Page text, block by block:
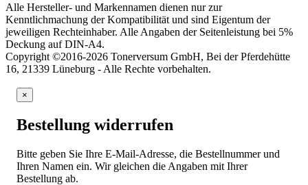
Alle Hersteller- und Markennamen dienen nur zur
Kenntlichmachung der Kompatibilität und sind Eigentum der
jeweiligen Rechteinhaber. Alle Angaben der Seitenleistung bei 5%
Deckung auf DIN-A4.
Copyright ©2016-2026 Tonerversum GmbH, Bei der Pferdehütte
16, 21339 Lüneburg - Alle Rechte vorbehalten.
×
Bestellung widerrufen
Bitte geben Sie Ihre E-Mail-Adresse, die Bestellnummer und
Ihren Namen ein. Wir gleichen die Angaben mit Ihrer
Bestellung ab.